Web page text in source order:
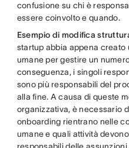
confusione su chi è
essere coinvolto e quando.
Esempio di modifica
startup abbia appena creato
umane per gestire un
conseguenza, i singoli
sono più responsabili del
alla fine. A causa di queste
organizzativa, è necessario
onboarding rientrano nelle
umane e quali attività